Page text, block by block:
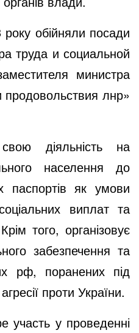
обійняли посади
труда и социальной
министра
продовольствия лнр»
діяльність на
населення до
паспортів як умови
виплат та
того, організовує
забезпечення та
рф, поранених під
проти України.
участь у проведенні